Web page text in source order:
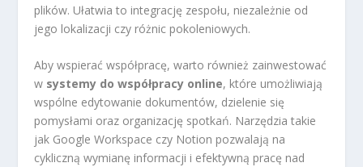
plików. Ułatwia to integrację zespołu, niezależnie od
jego lokalizacji czy różnic pokoleniowych.
Aby wspierać współpracę, warto również zainwestować
w systemy do współpracy online, które umożliwiają
wspólne edytowanie dokumentów, dzielenie się
pomysłami oraz organizację spotkań. Narzędzia takie
jak Google Workspace czy Notion pozwalają na
cykliczną wymianę informacji i efektywną pracę nad